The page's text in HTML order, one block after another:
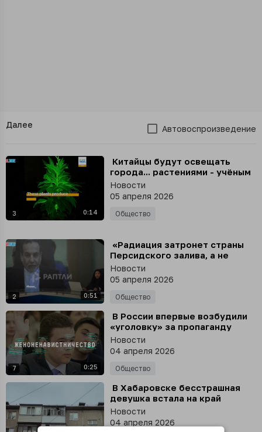
Далее Автовоспроизведение
3 0:14
⁣ Китайцы будут освещать
города... растениями - учёным
удалось создать те самые
«светящиеся цветы» из
«Аватара»
Новости
05 апреля 2026
Общество
2 0:51
⁣ «Радиация затронет страны
Персидского залива, а не
Тегеран»
Новости
05 апреля 2026
Общество
7 0:25
⁣ В России впервые возбудили
«уголовку» за пропаганду
ненависти к женщинам
Новости
04 апреля 2026
Общество
⁣ В Хабаровске бесстрашная
девушка встала на край
балкона 5 этажа, чтобы помыть
окна
Новости
04 апреля 2026